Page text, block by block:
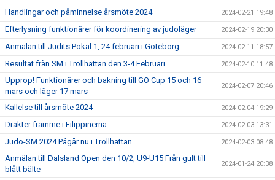
Handlingar och påminnelse årsmöte 2024 2024-02-21 19:48
Efterlysning funktionärer för koordinering av judoläger 2024-02-19 20:30
Anmälan till Judits Pokal 1, 24 februari i Göteborg 2024-02-11 18:57
Resultat från SM i Trollhättan den 3-4 Februari 2024-02-10 11:48
Upprop! Funktionärer och bakning till GO Cup 15 och 16
mars och läger 17 mars
2024-02-07 20:46
Kallelse till årsmöte 2024 2024-02-04 19:29
Dräkter framme i Filippinerna 2024-02-03 13:31
Judo-SM 2024 Pågår nu i Trollhättan 2024-02-03 08:48
Anmälan till Dalsland Open den 10/2, U9-U15 Från gult till
blått bälte
2024-01-24 20:38